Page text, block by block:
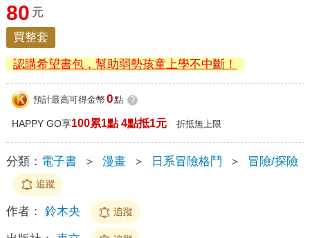
80 元
買整套
認購希望書包，幫助弱勢孩童上學不中斷！
預計最高可得金幣 0點 ?
HAPPY GO享100累1點 4點抵1元 折抵無上限
分類： 電子書 ＞ 漫畫 ＞ 日系冒險格鬥 ＞ 冒險/探險
追蹤
作者： 鈴木央 追蹤